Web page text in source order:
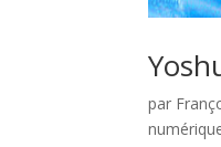
par